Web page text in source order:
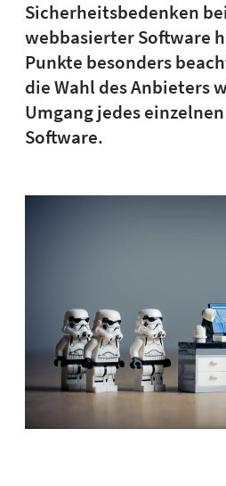
Sicherheitsbedenken
webbasierter Software
Punkte besonders
die Wahl des Anbieters
Umgang jedes
Software.